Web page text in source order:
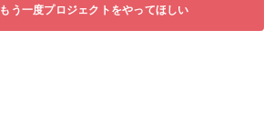
もう一度プロジェクトをやってほしい